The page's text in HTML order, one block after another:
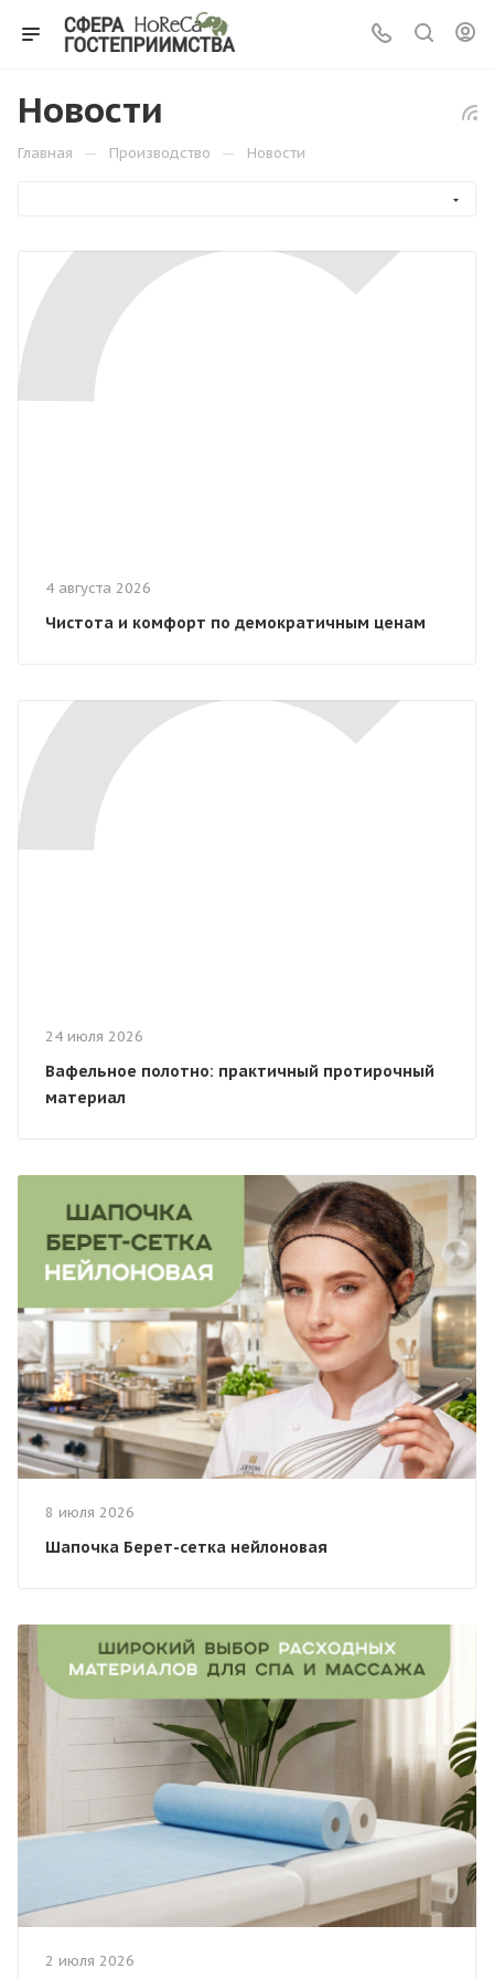
Новости
Главная — Производство — Новости
4 августа 2026
Чистота и комфорт по демократичным ценам
24 июля 2026
Вафельное полотно: практичный протирочный
материал
8 июля 2026
Шапочка Берет-сетка нейлоновая
2 июля 2026